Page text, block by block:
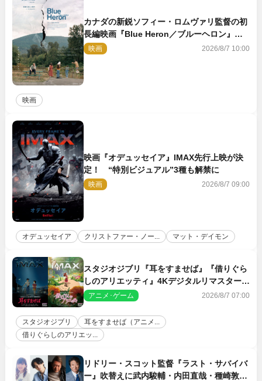
カナダの新鋭ソフィー・ロムヴァリ監督の初
長編映画『Blue Heron／ブルーヘロン』
10.23公開
映画 2026/8/7 10:00
映画
映画『オデュッセイア』IMAX先行上映が決
定！ “特別ビジュアル”3種も解禁に
映画 2026/8/7 09:00
オデュッセイア クリストファー・ノー... マット・デイモン
スタジオジブリ『耳をすませば』『借りぐら
しのアリエッティ』4Kデジタルリマスターで
IMAX上映決定！
アニメ･ゲーム 2026/8/7 07:00
スタジオジブリ
耳をすませば（アニメ...
借りぐらしのアリエッ...
リドリー・スコット監督『ラスト・サバイバ
ー』吹替えに武内駿輔・内田直哉・種崎敦